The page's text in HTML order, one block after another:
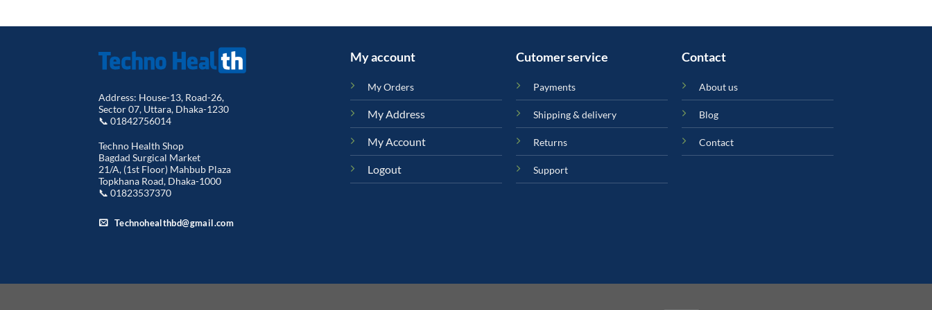
Address: House-13, Road-26,
Sector 07, Uttara, Dhaka-1230
📞 01842756014
Techno Health Shop
Bagdad Surgical Market
21/A, (1st Floor) Mahbub Plaza
Topkhana Road, Dhaka-1000
📞 01823537370
Technohealthbd@gmail.com
My account
My Orders
My Address
My Account
Logout
Cutomer service
Payments
Shipping & delivery
Returns
Support
Contact
About us
Blog
Contact